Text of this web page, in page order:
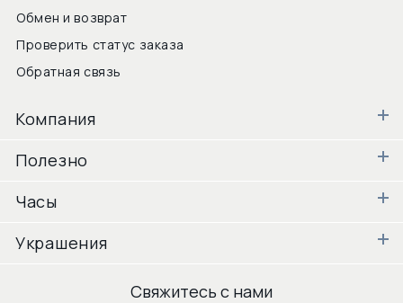
Обмен и возврат
Проверить статус заказа
Обратная связь
Компания
Полезно
Часы
Украшения
Свяжитесь с нами